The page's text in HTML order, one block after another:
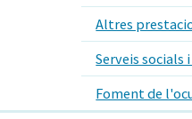
Altres
Serveis socials
Foment de